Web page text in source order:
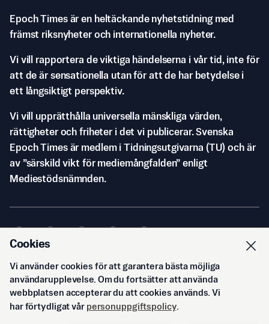
Epoch Times är en heltäckande nyhetstidning med
främst riksnyheter och internationella nyheter.
Vi vill rapportera de viktiga händelserna i vår tid, inte för
att de är sensationella utan för att de har betydelse i
ett långsiktigt perspektiv.
Vi vill upprätthålla universella mänskliga värden,
rättigheter och friheter i det vi publicerar. Svenska
Epoch Times är medlem i Tidningsutgivarna (TU) och är
av ”särskild vikt för mediemångfalden” enligt
Mediestödsnämnden.
© Svenska Epoch Times AB2026
Cookies
Vi använder cookies för att garantera bästa möjliga
användarupplevelse. Om du fortsätter att använda
webbplatsen accepterar du att cookies används. Vi
har förtydligat vår personuppgiftspolicy.